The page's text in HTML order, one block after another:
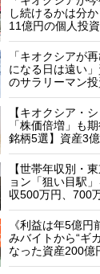
し続けるかは分
11億円の個人投
「キオクシアが
になる日は遠い
のサラリーマン投
【キオクシア・
「株価倍増」も
銘柄5選】資産3
【世帯年収別・
ョン「狙い目駅
収500万円、700
《利益は年5億円
みバイトから“ギ
なった資産200億